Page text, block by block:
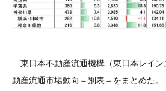
東日本不動産流通機構（東日本レイン
動産流通市場動向＝別表＝をまとめた。